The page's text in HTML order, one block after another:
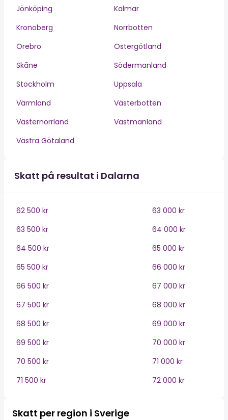
Jönköping
Kalmar
Kronoberg
Norrbotten
Örebro
Östergötland
Skåne
Södermanland
Stockholm
Uppsala
Värmland
Västerbotten
Västernorrland
Västmanland
Västra Götaland
Skatt på resultat i Dalarna
62 500 kr
63 000 kr
63 500 kr
64 000 kr
64 500 kr
65 000 kr
65 500 kr
66 000 kr
66 500 kr
67 000 kr
67 500 kr
68 000 kr
68 500 kr
69 000 kr
69 500 kr
70 000 kr
70 500 kr
71 000 kr
71 500 kr
72 000 kr
Skatt per region i Sverige